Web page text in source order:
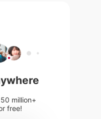
million+
free!